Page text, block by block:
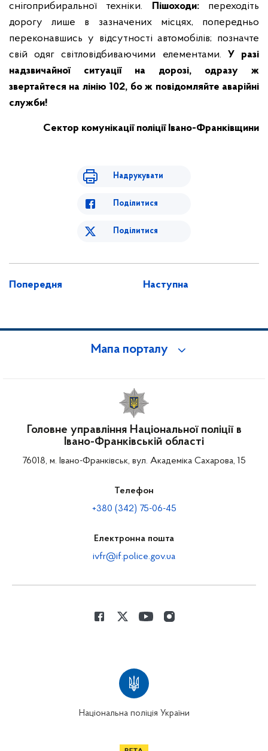
снігоприбиральної техніки.
Пішоходи:
переходіть
дорогу лише в зазначених місцях, попередньо
переконавшись у відсутності автомобілів; позначте
свій одяг світловідбиваючими елементами.
У разі
надзвичайної ситуації на дорозі, одразу ж
звертайтеся на лінію 102, бо ж повідомляйте аварійні
служби!
Сектор комунікаціїполіції Івано-Франківщини
Надрукувати
Поділитися
Поділитися
Попередня Наступна
Мапа порталу
Головне управління Національної поліції в
Івано-Франківській області
76018, м. Івано-Франківськ, вул. Академіка Сахарова, 15
Телефон
+380 (342) 75-06-45
Електронна пошта
ivfr@if.police.gov.ua
Національна поліція України